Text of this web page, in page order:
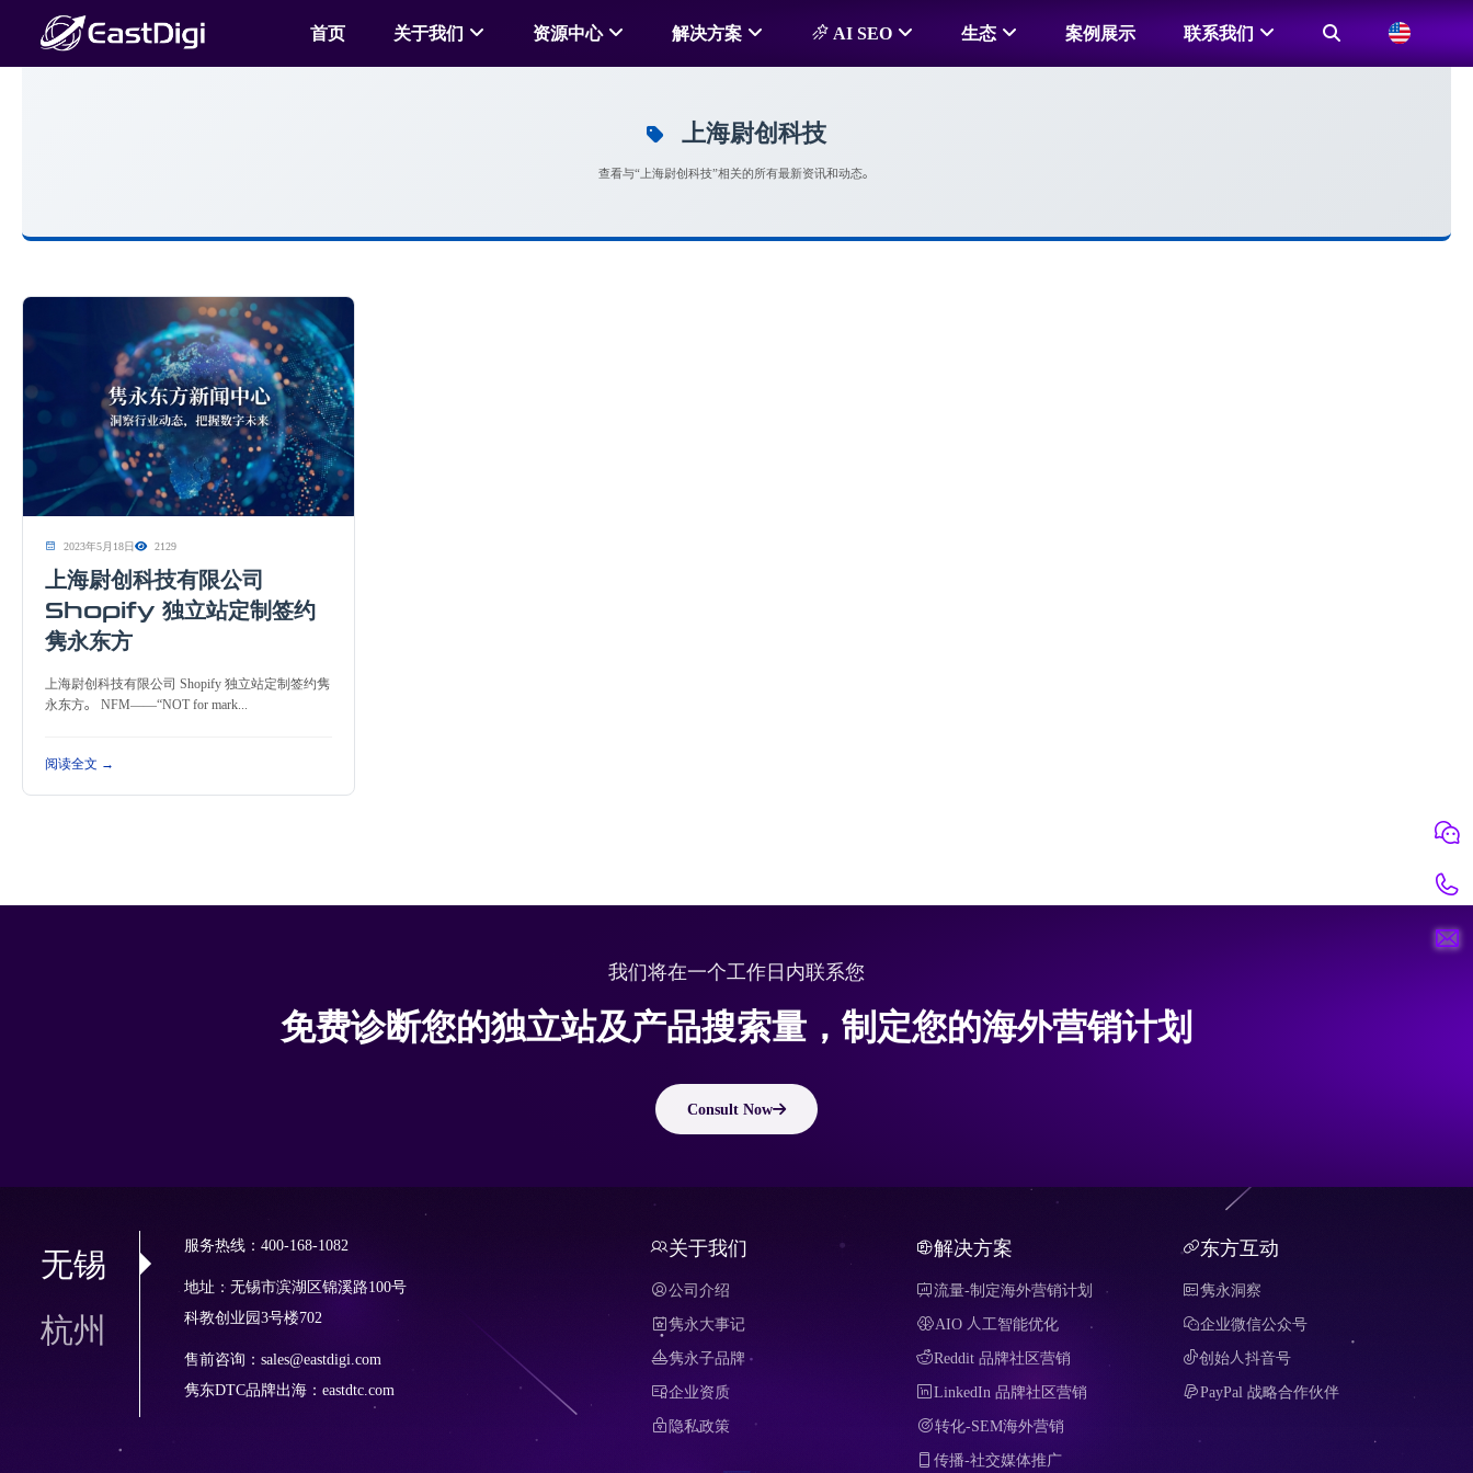
首页 关于我们 资源中心 解决方案 AI SEO 生态 案例展示 联系我们
上海尉创科技
查看与“上海尉创科技”相关的所有最新资讯和动态。
2023年5月18日 2129
上海尉创科技有限公司
Shopify 独立站定制签约
隽永东方
上海尉创科技有限公司 Shopify 独立站定制签约隽
永东方。 NFM——“NOT for mark...
阅读全文 →
我们将在一个工作日内联系您
免费诊断您的独立站及产品搜索量，制定您的海外营销计划
Consult Now
无锡
杭州
服务热线：400-168-1082
地址：无锡市滨湖区锦溪路100号
科教创业园3号楼702
售前咨询：sales@eastdigi.com
隽东DTC品牌出海： eastdtc.com
关于我们
公司介绍
隽永大事记
隽永子品牌
企业资质
隐私政策
解决方案
流量-制定海外营销计划
AIO 人工智能优化
Reddit 品牌社区营销
LinkedIn 品牌社区营销
转化-SEM海外营销
传播-社交媒体推广
东方互动
隽永洞察
企业微信公众号
创始人抖音号
PayPal 战略合作伙伴